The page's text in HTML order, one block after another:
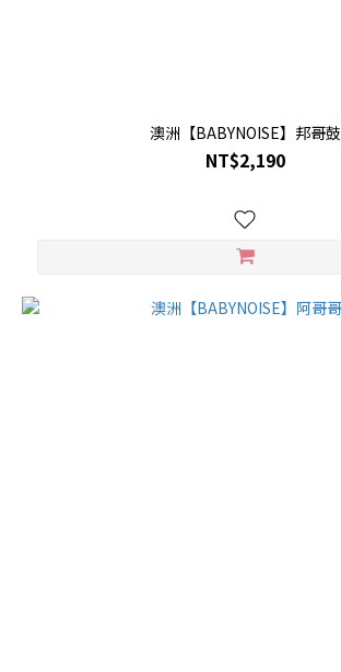
澳洲【BABYNOISE】邦哥鼓
NT$2,190